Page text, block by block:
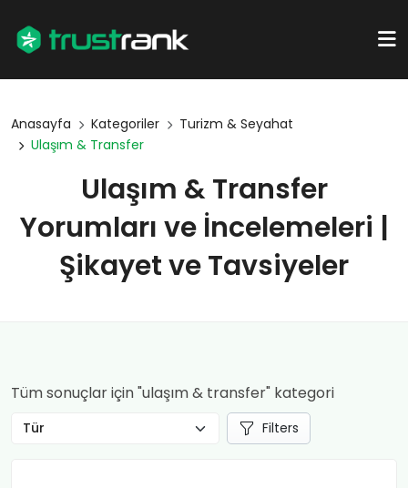
Anasayfa Kategoriler
Turizm & Seyahat
Ulaşım & Transfer
Ulaşım & Transfer
Yorumları ve İncelemeleri |
Şikayet ve Tavsiyeler
Tüm sonuçlar için "ulaşım & transfer" kategori
Filters